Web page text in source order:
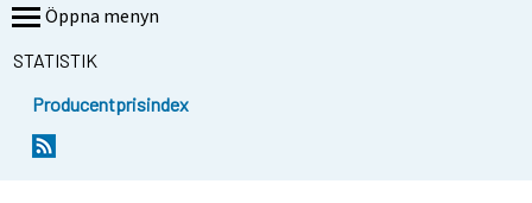
Öppna menyn
STATISTIK
Producentprisindex